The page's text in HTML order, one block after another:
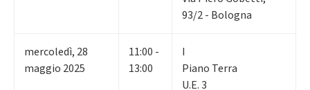
93/2 - Bologna
mercoledì, 28
maggio 2025
11:00 -
13:00
I
Piano Terra
U.E. 3